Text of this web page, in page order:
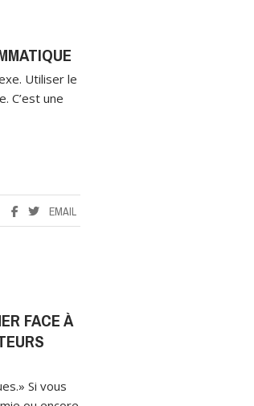
Utiliser le
C’est une
EMAIL
FACE À
Si vous